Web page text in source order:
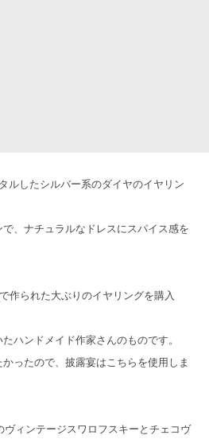
ルしたシルバー系のダイヤのイヤリン
、ナチュラルなドレスにスパイス感を
作られた大ぶりのイヤリングを購入
ハンドメイド作家さんのものです。
ったので、披露宴はこちらを使用しま
ィンテージスワロフスキーとチェコヴ